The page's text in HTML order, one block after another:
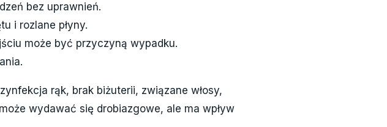
bez uprawnień.
i rozlane płyny.
może być przyczyną wypadku.
rąk, brak biżuterii, związane włosy,
wydawać się drobiazgowe, ale ma wpływ